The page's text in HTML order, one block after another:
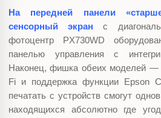
На передней панели
сенсорный экран с
фотоцентр PX730WD
панелью управления с
Наконец, фишка обеих моделей —
Fi и поддержка функции Epson
печатать с устройств смогут
находящихся абсолютно где